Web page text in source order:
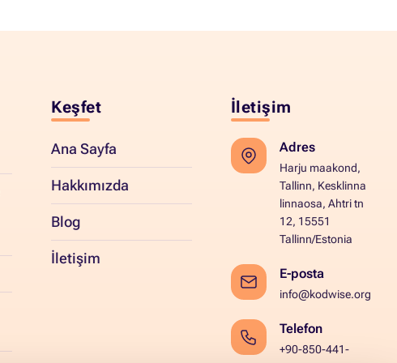
Keşfet
Ana Sayfa
Hakkımızda
Blog
İletişim
İletişim
Adres
Harju maakond,
Tallinn, Kesklinna
linnaosa, Ahtri tn
12, 15551
Tallinn/Estonia
E-posta
info@kodwise.org
Telefon
+90-850-441-